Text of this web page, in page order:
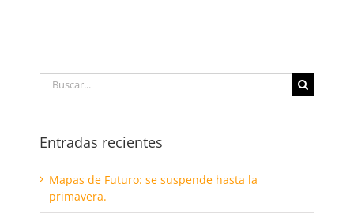
Buscar:
Entradas recientes
Mapas de Futuro: se suspende hasta la
primavera.